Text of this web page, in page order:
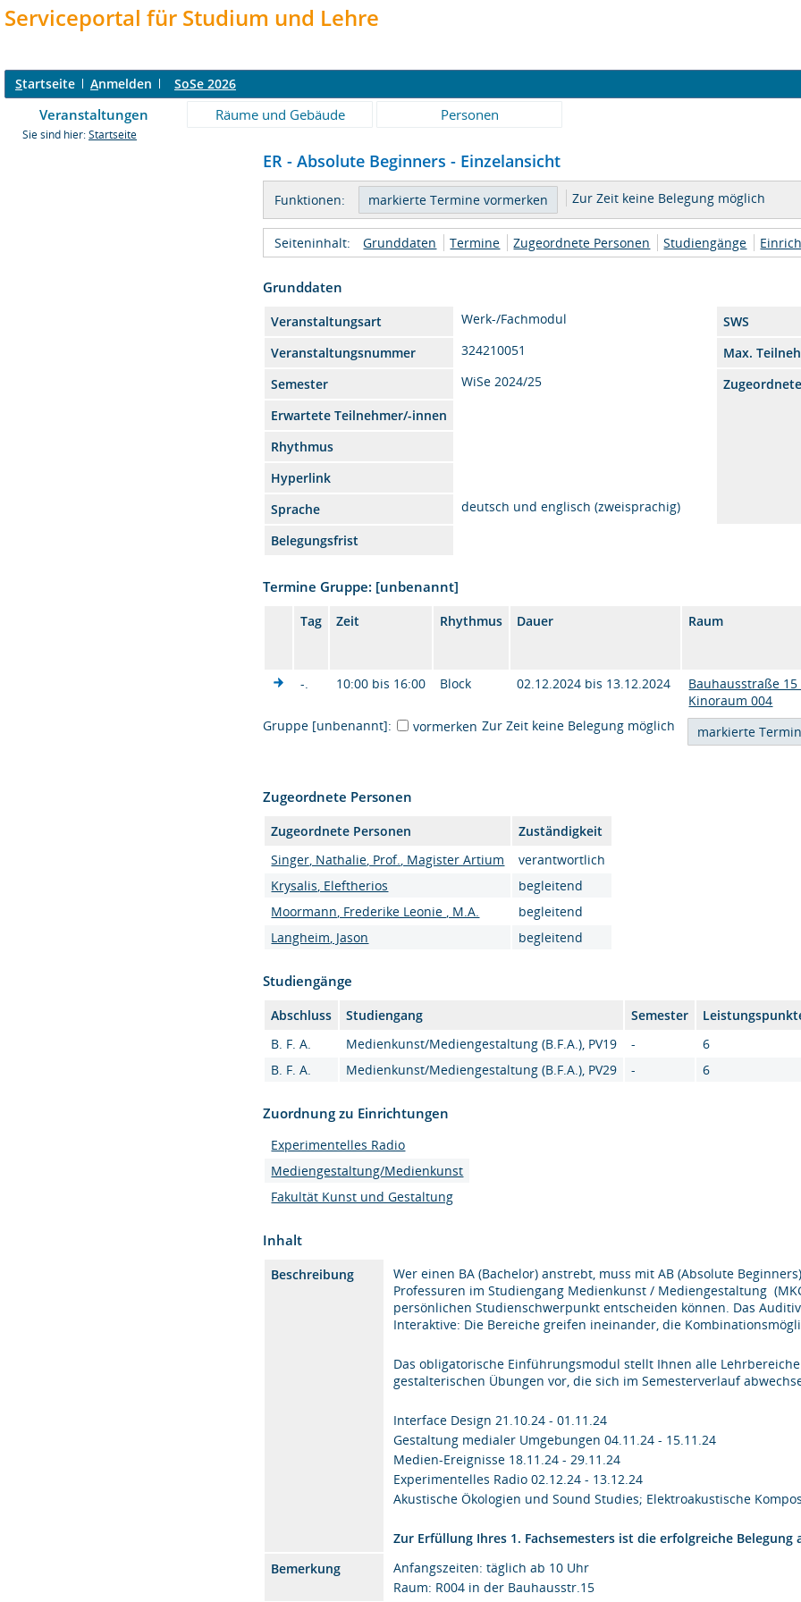
Serviceportal für Studium und Lehre
Startseite Anmelden SoSe 2026
Veranstaltungen Räume und Gebäude Personen
Sie sind hier: Startseite
ER - Absolute Beginners - Einzelansicht
Funktionen: Zur Zeit keine Belegung möglich
Seiteninhalt: Grunddaten Termine Zugeordnete Personen Studiengänge
Grunddaten
Veranstaltungsart Werk-/Fachmodul
SWS
Veranstaltungsnummer
324210051
Max.
Semester
WiSe 2024/25
Erwartete Teilnehmer/-innen
Rhythmus
Hyperlink
Sprache
deutsch und englisch (zweisprachig)
Belegungsfrist
Termine Gruppe: [unbenannt]
Tag Zeit Rhythmus Dauer Raum
-. 10:00 bis 16:00 Block 02.12.2024 bis 13.12.2024
Bauhausstraße 15
Kinoraum 004
Gruppe [unbenannt]:
vormerken Zur Zeit keine Belegung möglich
Zugeordnete Personen
Zugeordnete Personen
Zuständigkeit
Singer, Nathalie, Prof., Magister Artium
verantwortlich
Krysalis, Eleftherios
begleitend
Moormann, Frederike Leonie , M.A.
begleitend
Langheim, Jason
begleitend
Studiengänge
Abschluss Studiengang Semester
B. F. A.
Medienkunst/Mediengestaltung (B.F.A.), PV19 -
6
B. F. A.
Medienkunst/Mediengestaltung (B.F.A.), PV29 - 6
Zuordnung zu Einrichtungen
Experimentelles Radio
Mediengestaltung/Medienkunst
Fakultät Kunst und Gestaltung
Inhalt
Beschreibung
Wer einen BA (Bachelor) anstrebt, muss mit AB (Absolute
Professuren im Studiengang Medienkunst / Mediengestaltung
persönlichen Studienschwerpunkt entscheiden können. Das
Interaktive: Die Bereiche greifen ineinander, die
Das obligatorische Einführungsmodul stellt Ihnen alle
gestalterischen Übungen vor, die sich im Semesterverlauf
Interface Design 21.10.24 - 01.11.24
Gestaltung medialer Umgebungen 04.11.24 - 15.11.24
Medien-Ereignisse 18.11.24 - 29.11.24
Experimentelles Radio 02.12.24 - 13.12.24
Akustische Ökologien und Sound Studies; Elektroakustische
Zur Erfüllung Ihres 1. Fachsemesters ist die erfolgreiche
Bemerkung
Anfangszeiten: täglich ab 10 Uhr
Raum: R004 in der Bauhausstr.15